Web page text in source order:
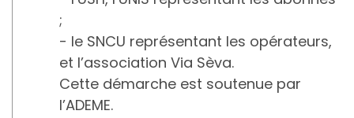
;
- le SNCU représentant les opérateurs,
et l’association Via Sèva.
Cette démarche est soutenue par
l’ADEME.